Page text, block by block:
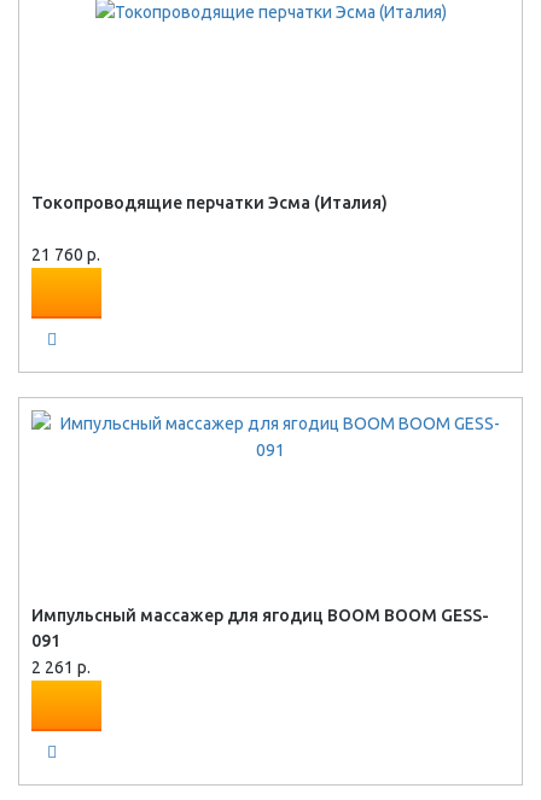
Токопроводящие перчатки Эсма (Италия)
21 760 р.
Импульсный массажер для ягодиц BOOM BOOM GESS-
091
2 261 р.